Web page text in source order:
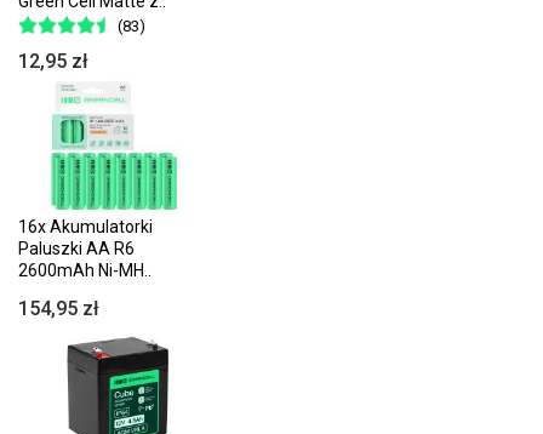
(83)
12,95 zł
16x Akumulatorki
Paluszki AA R6
2600mAh Ni-MH..
154,95 zł